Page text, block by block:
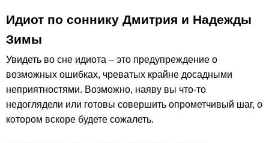
Идиот по соннику Дмитрия и Надежды
Зимы
Увидеть во сне идиота – это предупреждение о
возможных ошибках, чреватых крайне досадными
неприятностями. Возможно, наяву вы что-то
недоглядели или готовы совершить опрометчивый шаг, о
котором вскоре будете сожалеть.